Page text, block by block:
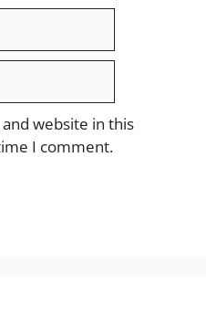
website in this
I comment.